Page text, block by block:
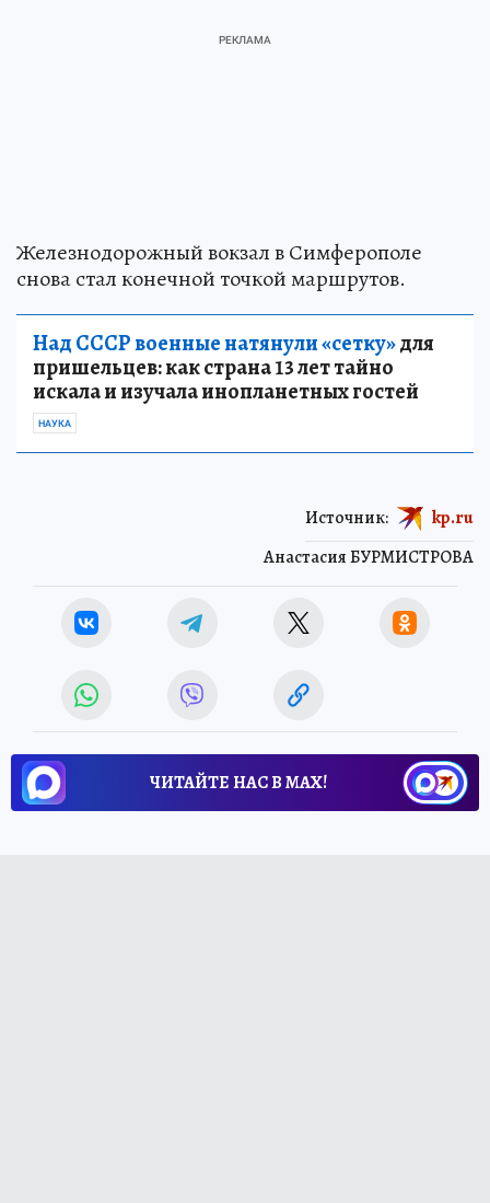
Железнодорожный вокзал в Симферополе
снова стал конечной точкой маршрутов.
Над СССР военные натянули «сетку»для
пришельцев: как страна 13 лет тайно
искала и изучала инопланетных гостей
НАУКА
Анастасия БУРМИСТРОВА
Источник: kp.ru
ЧИТАЙТЕ НАС В МАХ!